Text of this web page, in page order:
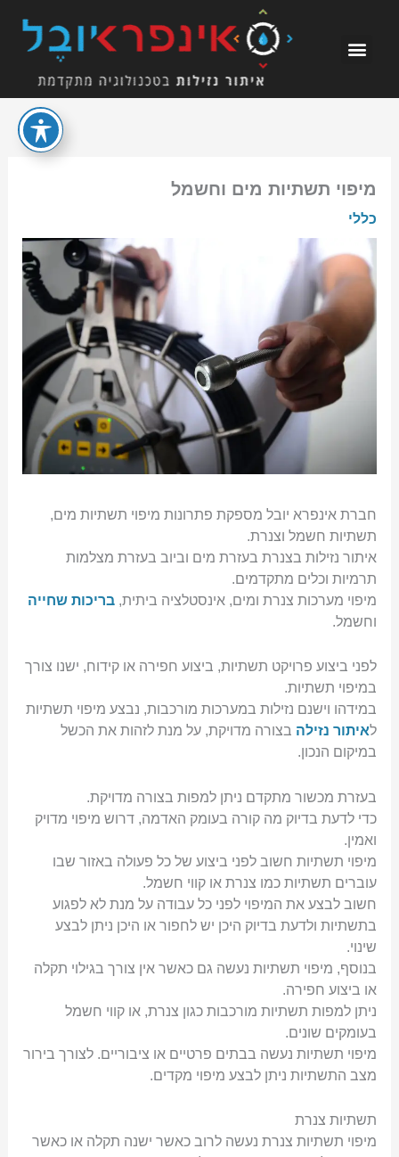
מיפוי תשתיות מים וחשמל
כללי
חברת אינפרא יובל מספקת פתרונות מיפוי תשתיות מים,
תשתיות חשמל וצנרת.
איתור נזילות בצנרת בעזרת מים וביוב בעזרת מצלמות
תרמיות וכלים מתקדמים.
מיפוי מערכות צנרת ומים, אינסטלציה ביתית,בריכות שחייה
וחשמל.
לפני ביצוע פרויקט תשתיות, ביצוע חפירה או קידוח, ישנו צורך
במיפוי תשתיות.
במידהו וישנם נזילות במערכות מורכבות, נבצע מיפוי תשתיות
לאיתור נזילה בצורה מדויקת, על מנת לזהות את הכשל
במיקום הנכון.
בעזרת מכשור מתקדם ניתן למפות בצורה מדויקת.
כדי לדעת בדיוק מה קורה בעומק האדמה, דרוש מיפוי מדויק
ואמין.
מיפוי תשתיות חשוב לפני ביצוע של כל פעולה באזור שבו
עוברים תשתיות כמו צנרת או קווי חשמל.
חשוב לבצע את המיפוי לפני כל עבודה על מנת לא לפגוע
בתשתיות ולדעת בדיוק היכן יש לחפור או היכן ניתן לבצע
שינוי.
בנוסף, מיפוי תשתיות נעשה גם כאשר אין צורך בגילוי תקלה
או ביצוע חפירה.
ניתן למפות תשתיות מורכבות כגון צנרת, או קווי חשמל
בעומקים שונים.
מיפוי תשתיות נעשה בבתים פרטיים או ציבוריים. לצורך בירור
מצב התשתיות ניתן לבצע מיפוי מקדים.
תשתיות צנרת
מיפוי תשתיות צנרת נעשה לרוב כאשר ישנה תקלה או כאשר